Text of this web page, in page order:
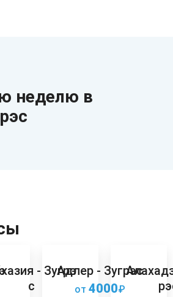
неделю в
- Зугрэ
с
Адлер - Зугрэс
от 4000₽